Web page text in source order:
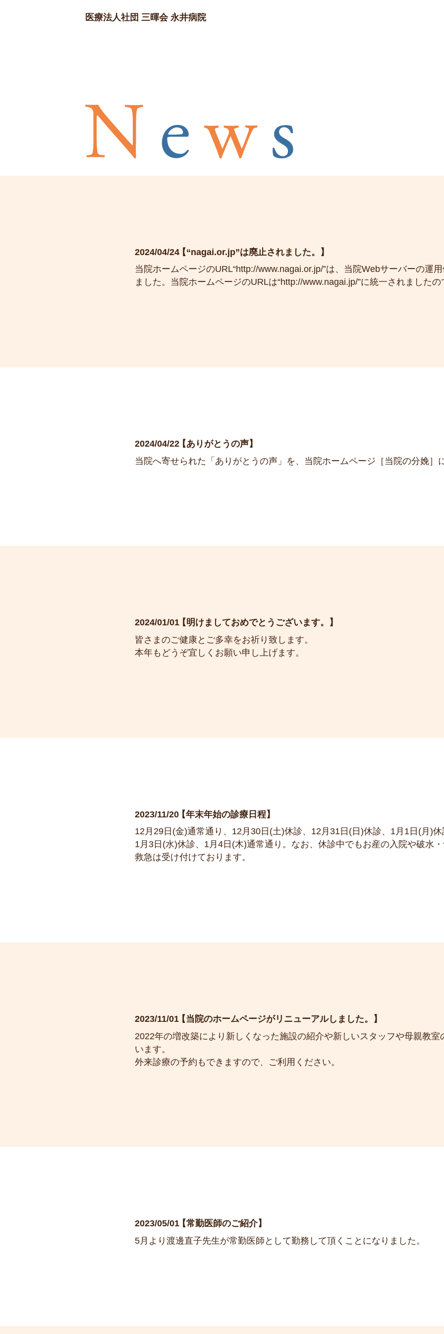
医療法人社団 三暉会 永井病院
2024/04/24
“nagai.or.jp”は廃止されました。
当院ホームページのURL“http://www.nagai.or.jp/”は、当院Webサーバーの運
ました。当院ホームページのURLは“http://www.nagai.jp/”に統一されましたの
2024/04/22
ありがとうの声
当院へ寄せられた「ありがとうの声」を、当院ホームページ［当院の分娩］
2024/01/01
明けましておめでとうございます。
皆さまのご健康とご多幸をお祈り致します。
本年もどうぞ宜しくお願い申し上げます。
2023/11/20
年末年始の診療日程
12月29日(金)通常通り、12月30日(土)休診、12月31日(日)休診、1月1日(月)休
1月3日(水)休診、1月4日(木)通常通り。なお、休診中でもお産の入院や破水
救急は受け付けております。
2023/11/01
当院のホームページがリニューアルしました。
2022年の増改築により新しくなった施設の紹介や新しいスタッフや母親教室
います。
外来診療の予約もできますので、ご利用ください。
2023/05/01
常勤医師のご紹介
5月より渡邊直子先生が常勤医師として勤務して頂くことになりました。